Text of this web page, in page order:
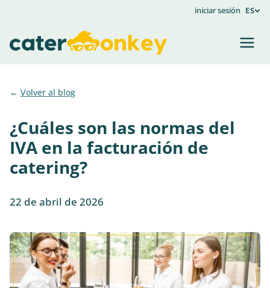
iniciar sesión ES
Volver al blog
¿Cuáles son las normas del
IVA en la facturación de
catering?
22 de abril de 2026